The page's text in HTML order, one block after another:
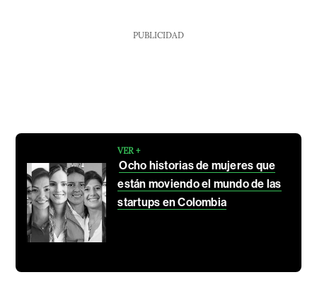
PUBLICIDAD
VER +
Ocho historias de mujeres que
están moviendo el mundo de las
startups en Colombia